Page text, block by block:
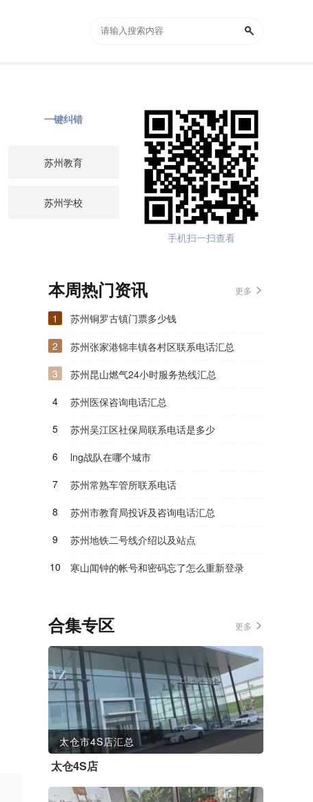
手机扫一扫查看
苏州教育
苏州学校
一键纠错
本周热门资讯 更多
1
苏州铜罗古镇门票多少钱
2
苏州张家港锦丰镇各村区联系电话汇总
3
苏州昆山燃气24小时服务热线汇总
4
苏州医保咨询电话汇总
5
苏州吴江区社保局联系电话是多少
6
lng战队在哪个城市
7
苏州常熟车管所联系电话
8
苏州市教育局投诉及咨询电话汇总
9
苏州地铁二号线介绍以及站点
10
寒山闻钟的帐号和密码忘了怎么重新登录
合集专区 更多
太仓市4S店汇总
太仓4S店